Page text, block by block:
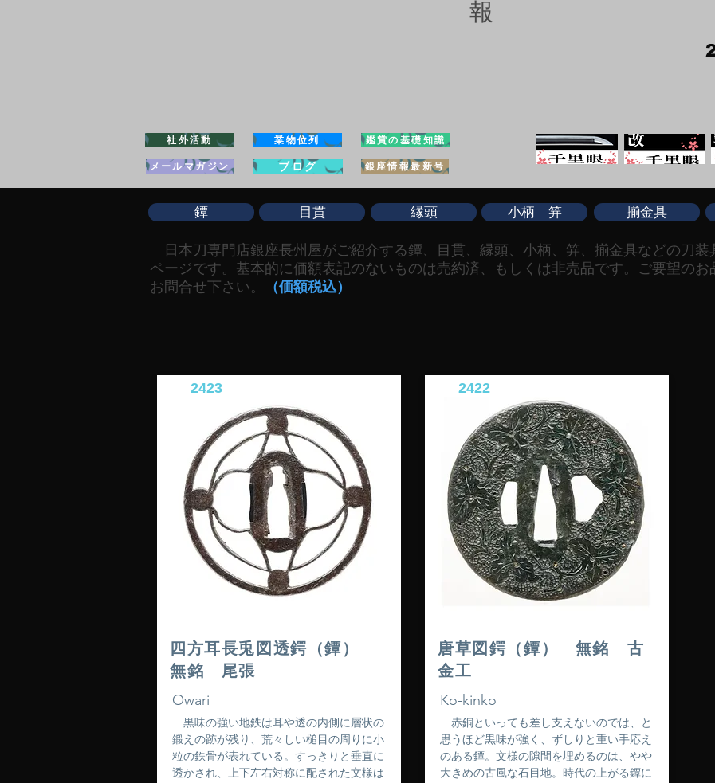
報
社外活動 業物位列 鑑賞の基礎知識
メールマガジン ブログ 銀座情報最新号
鐔 目貫 縁頭 小柄 笄 揃金具
日本刀専門店銀座長州屋がご紹介する鐔、目貫、縁頭、小柄、笄、揃金具などの刀
ページです。基本的に価額表記のないものは売約済、もしくは非売品です。ご要望の
お問合せ下さい。
（価額税込）
2423
四方耳長兎図透鍔（鐔）
無銘 尾張
Owari
黒味の強い地鉄は耳や透の内側に層状の
鍛えの跡が残り、荒々しい槌目の周りに小
粒の鉄骨が表れている。すっきりと垂直に
透かされ、上下左右対称に配された文様は
2422
唐草図鍔（鐔） 無銘 古
金工
Ko-kinko
赤銅といっても差し支えないのでは、と
思うほど黒味が強く、ずしりと重い手応え
のある鐔。文様の隙間を埋めるのは、やや
大きめの古風な石目地。時代の上がる鐔に